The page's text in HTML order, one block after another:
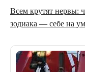
Всем крутят нервы:
зодиака — себе на